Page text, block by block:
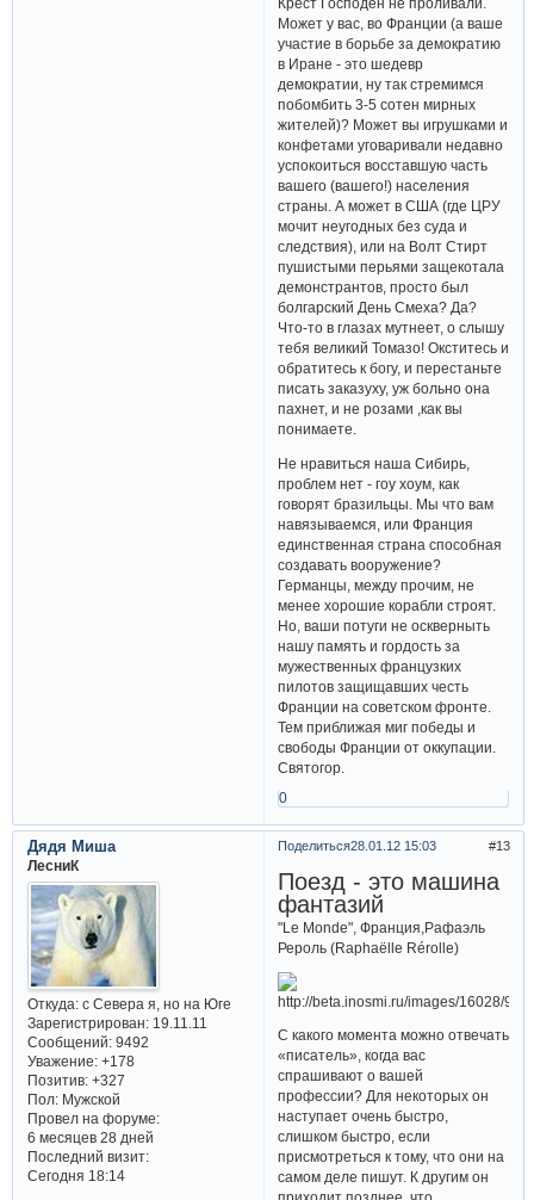
Может у вас, во Франции (а ваше
участие в борьбе за демократию
в Иране - это шедевр
демократии, ну так стремимся
побомбить 3-5 сотен мирных
жителей)? Может вы игрушками и
конфетами уговаривали недавно
успокоиться восставшую часть
вашего (вашего!) населения
страны. А может в США (где ЦРУ
мочит неугодных без суда и
следствия), или на Волт Стирт
пушистыми перьями защекотала
демонстрантов, просто был
болгарский День Смеха? Да?
Что-то в глазах мутнеет, о слышу
тебя великий Томазо! Окститесь и
обратитесь к богу, и перестаньте
писать заказуху, уж больно она
пахнет, и не розами ,как вы
понимаете.
Не нравиться наша Сибирь,
проблем нет - гоу хоум, как
говорят бразильцы. Мы что вам
навязываемся, или Франция
единственная страна способная
создавать вооружение?
Германцы, между прочим, не
менее хорошие корабли строят.
Но, ваши потуги не оскверныть
нашу память и гордость за
мужественных французких
пилотов защищавших честь
Франции на советском фронте.
Тем приближая миг победы и
свободы Франции от оккупации.
Святогор.
0
Поделиться 13
28.01.12 15:03
Дядя Миша
ЛесниК
Откуда:с Севера я, но на Юге
Зарегистрирован: 19.11.11
Сообщений:9492
Уважение: +178
Позитив: +327
Пол:Мужской
Провел на форуме:
6 месяцев 28 дней
Последний визит:
Сегодня 18:14
Поезд - это машина
фантазий
"Le Monde", Франция,Рафаэль
Рероль (Raphaëlle Rérolle)
С какого момента можно отвечать
«писатель», когда вас
спрашивают о вашей
профессии? Для некоторых он
наступает очень быстро,
слишком быстро, если
присмотреться к тому, что они на
самом деле пишут. К другим он